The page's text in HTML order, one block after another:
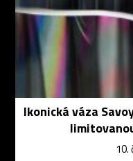
Ikonická váza
10.